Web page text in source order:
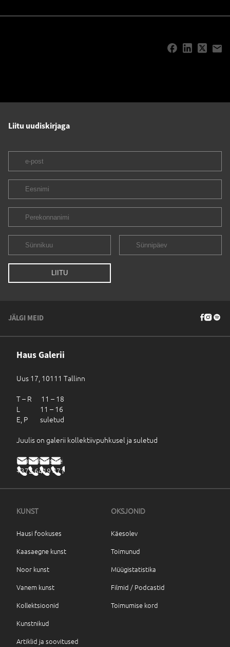
Liitu uudiskirjaga
JÄLGI MEID
Haus Galerii
Uus 17, 10111 Tallinn
T – R 11 – 18
L 11 – 16
E, P suletud
Juulis on galerii kollektiivpuhkusel ja suletud
haus@haus.ee
+372 6419 471
KUNST
Hausi fookuses
Kaasaegne kunst
Noor kunst
Vanem kunst
Kollektsioonid
Kunstnikud
Artiklid ja soovitused
OKSJONID
Käesolev
Toimunud
Müügistatistika
Filmid / Podcastid
Toimumise kord